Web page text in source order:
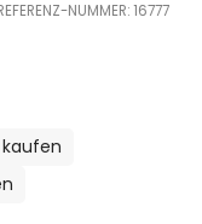
NUMMER: 16777